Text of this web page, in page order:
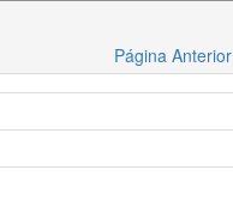
Página Anterior